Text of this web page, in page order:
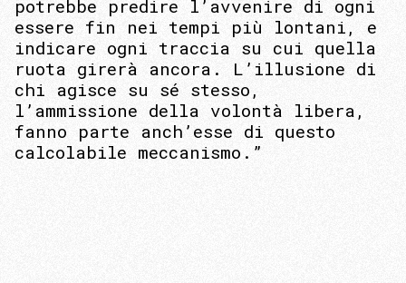
potrebbe predire l’avvenire di ogni
essere fin nei tempi più lontani, e
indicare ogni traccia su cui quella
ruota girerà ancora. L’illusione di
chi agisce su sé stesso,
l’ammissione della volontà libera,
fanno parte anch’esse di questo
calcolabile meccanismo.”